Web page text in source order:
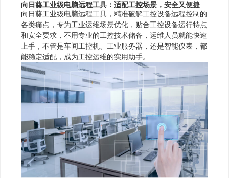
向日葵工业级电脑远程工具：适配工控场景，安全又便捷
向日葵工业级电脑远程工具，精准破解工控设备远程控制的
各类痛点，专为工业运维场景优化，贴合工控设备运行特点
和安全要求，不用专业的工控技术储备，运维人员就能快速
上手，不管是车间工控机、工业服务器，还是智能仪表，都
能稳定适配，成为工控运维的实用助手。